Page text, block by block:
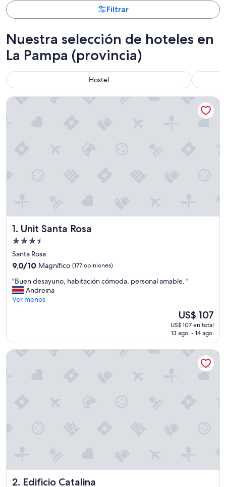
Filtrar
Nuestra selección de hoteles en
La Pampa (provincia)
Hostel
1. Unit Santa Rosa
Unit Santa Rosa
Propiedad
de
3.5
Santa Rosa
9.0
10,
Magnífico,
(177
9,0/10 Magnífico (177 opiniones)
"
B
u
s
i
ó
"Buen desayuno, habitación cómoda, personal amable. "
Andreina
Ver menos
El
precio
actual
de
US$ 107
US$ 107
US$ 107 en total
13 ago. - 14 ago.
Unit Santa Rosa
2. Edificio Catalina
Edificio Catalina
Edificio Catalina